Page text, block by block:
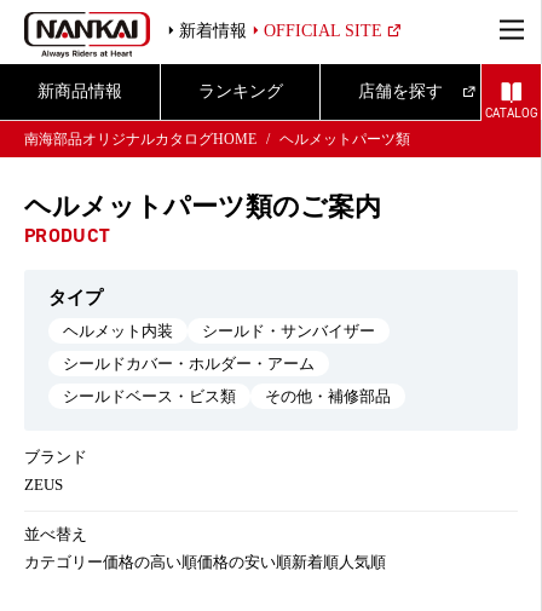
新着情報 OFFICIAL SITE
新商品情報 ランキング 店舗を探す
CATALOG
南海部品オリジナルカタログHOME
ヘルメットパーツ類
ヘルメットパーツ類のご案内
PRODUCT
タイプ
ヘルメット内装
シールド・サンバイザー
シールドカバー・ホルダー・アーム
シールドベース・ビス類
その他・補修部品
ブランド
ZEUS
並べ替え
カテゴリー価格の高い順価格の安い順新着順人気順